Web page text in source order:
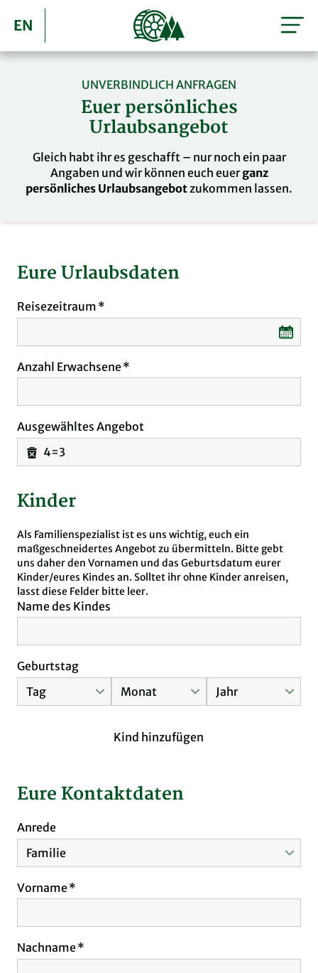
EN
UNVERBINDLICH ANFRAGEN
Euer persönliches
Urlaubsangebot
Gleich habt ihr es geschafft – nur noch ein paar
Angaben und wir können euch euerganz
persönliches Urlaubsangebotzukommen lassen.
Eure Urlaubsdaten
Reisezeitraum
Anzahl Erwachsene
Ausgewähltes Angebot
4=3
Kinder
Als Familienspezialist ist es uns wichtig, euch ein
maßgeschneidertes Angebot zu übermitteln. Bitte gebt
uns daher den Vornamen und das Geburtsdatum eurer
Kinder/eures Kindes an. Solltet ihr ohne Kinder anreisen,
lasst diese Felder bitte leer.
Name des Kindes
Geburtstag
Kind hinzufügen
Eure Kontaktdaten
Anrede
Vorname
Nachname